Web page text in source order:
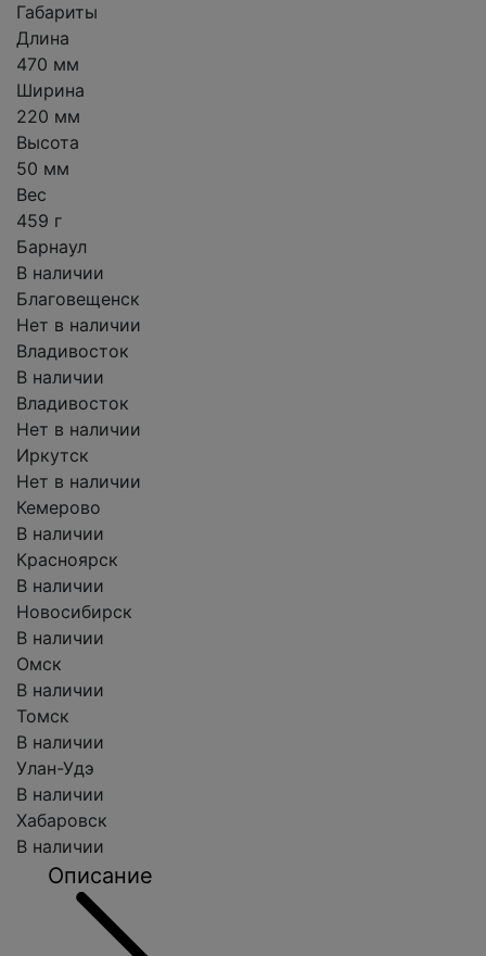
Габариты
Длина
470 мм
Ширина
220 мм
Высота
50 мм
Вес
459 г
Барнаул
В наличии
Благовещенск
Нет в наличии
Владивосток
В наличии
Владивосток
Нет в наличии
Иркутск
Нет в наличии
Кемерово
В наличии
Красноярск
В наличии
Новосибирск
В наличии
Омск
В наличии
Томск
В наличии
Улан-Удэ
В наличии
Хабаровск
В наличии
Описание